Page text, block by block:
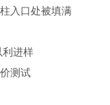
入口处被填满
利进样
测试